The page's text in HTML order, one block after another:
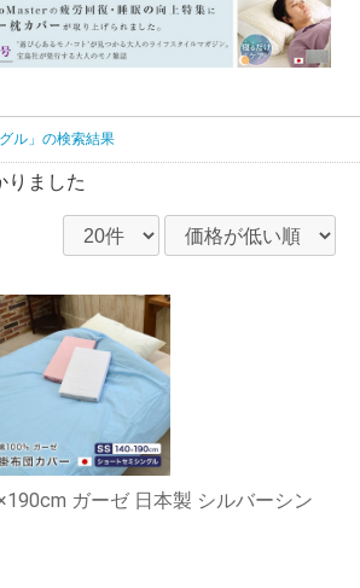
ル」の検索結果
りました
ガーゼ 日本製 シルバーシン